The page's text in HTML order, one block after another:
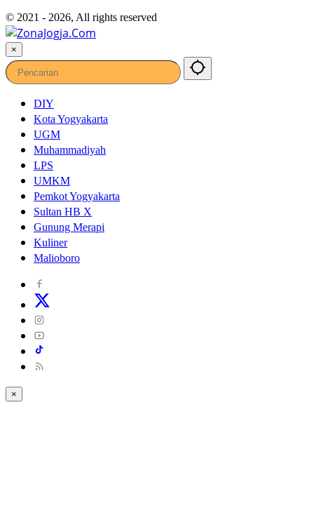
© 2021 - 2026, All rights reserved
×
DIY
Kota Yogyakarta
UGM
Muhammadiyah
LPS
UMKM
Pemkot Yogyakarta
Sultan HB X
Gunung Merapi
Kuliner
Malioboro
×